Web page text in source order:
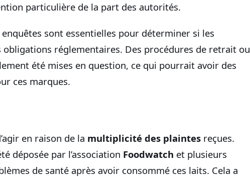
particulière de la part des autorités.
sont essentielles pour déterminer si les
réglementaires. Des procédures de retrait ou
été mises en question, ce qui pourrait avoir des
ces marques.
en raison de la multiplicité des plaintes reçues.
déposée par l’association Foodwatch et plusieurs
de santé après avoir consommé ces laits. Cela a